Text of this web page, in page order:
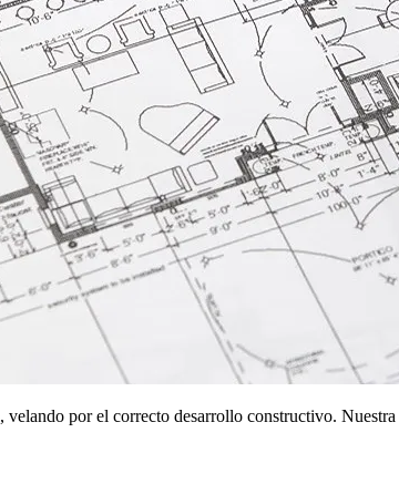
, velando por el correcto desarrollo constructivo.